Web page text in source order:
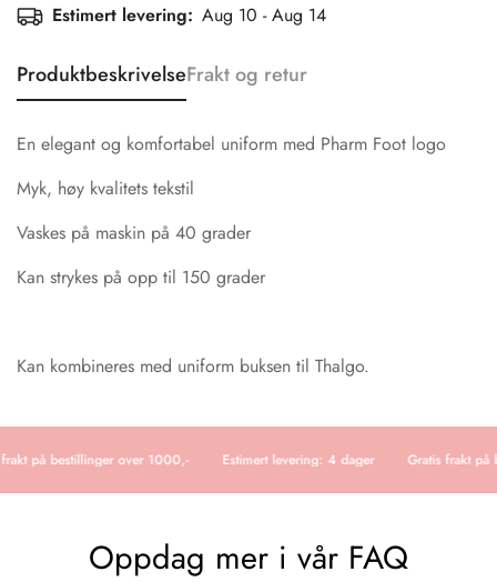
Estimert levering: Aug 10 - Aug 14
ProduktbeskrivelseFrakt og retur
En elegant og komfortabel uniform med Pharm Foot logo
Myk, høy kvalitets tekstil
Vaskes på maskin på 40 grader
Kan strykes på opp til 150 grader
Kan kombineres med uniform buksen til Thalgo.
på bestillinger over 1000,- Estimert levering: 4 dager Gratis frakt på
Oppdag mer i vår FAQ